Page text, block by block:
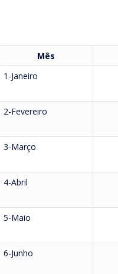
Mês
1-Janeiro
2-Fevereiro
3-Março
4-Abril
5-Maio
6-Junho